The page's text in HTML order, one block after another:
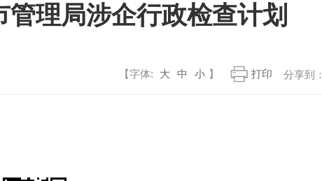
理局涉企行政检查计划
【字体: 大 中 小 】 打印 分享到：